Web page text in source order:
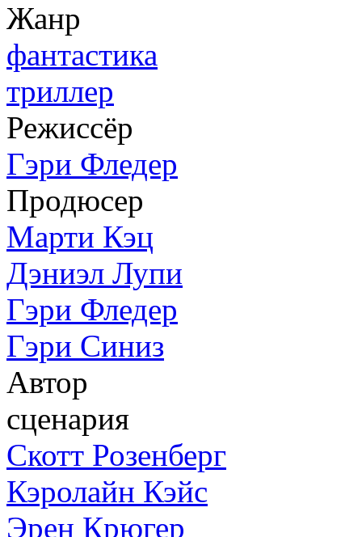
Жанр
фантастика
триллер
Режиссёр
Гэри Фледер
Продюсер
Марти Кэц
Дэниэл Лупи
Гэри Фледер
Гэри Синиз
Автор
сценария
Скотт Розенберг
Кэролайн Кэйс
Эрен Крюгер